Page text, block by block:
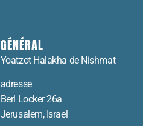
GÉNÉRAL
Yoatzot Halakha de Nishmat
adresse
Berl Locker 26a
Jerusalem, Israel